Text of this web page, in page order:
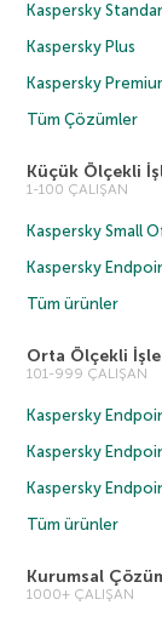
Kaspersky
Kaspersky Plus
Kaspersky
Tüm Çözümler
Küçük Ölçekli
1-100 ÇALIŞAN
Kaspersky Small
Kaspersky
Tüm ürünler
Orta Ölçekli
101-999 ÇALIŞAN
Kaspersky
Kaspersky
Kaspersky
Tüm ürünler
Kurumsal
1000+ ÇALIŞAN